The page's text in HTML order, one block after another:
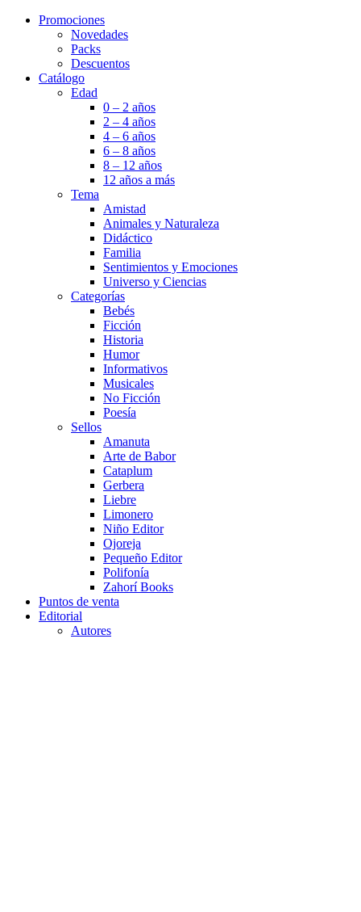
Promociones
Novedades
Packs
Descuentos
Catálogo
Edad
0 – 2 años
2 – 4 años
4 – 6 años
6 – 8 años
8 – 12 años
12 años a más
Tema
Amistad
Animales y Naturaleza
Didáctico
Familia
Sentimientos y Emociones
Universo y Ciencias
Categorías
Bebés
Ficción
Historia
Humor
Informativos
Musicales
No Ficción
Poesía
Sellos
Amanuta
Arte de Babor
Cataplum
Gerbera
Liebre
Limonero
Niño Editor
Ojoreja
Pequeño Editor
Polifonía
Zahorí Books
Puntos de venta
Editorial
Autores